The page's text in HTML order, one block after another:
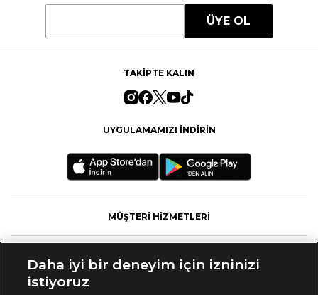
ÜYE OL
TAKİPTE KALIN
UYGULAMAMIZI İNDİRİN
MÜŞTERİ HİZMETLERİ
Daha iyi bir deneyim için izninizi
istiyoruz